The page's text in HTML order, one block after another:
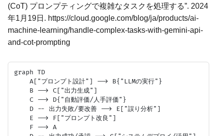
(CoT) プロンプティングで複雑なタスクを処理する”. 2024
年1月19日. https://cloud.google.com/blog/ja/products/ai-
machine-learning/handle-complex-tasks-with-gemini-api-
and-cot-prompting
graph TD
    A["プロンプト設計"] --> B{"LLMの実行"}
    B --> C["出力生成"]
    C --> D{"自動評価/人手評価"}
    D -- 出力失敗/要改善 --> E["誤り分析"]
    E --> F["プロンプト改良"]
    F --> A